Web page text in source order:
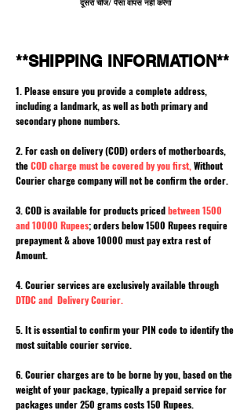
**SHIPPING INFORMATION**
1. Please ensure you provide a complete address,
including a landmark, as well as both primary and
secondary phone numbers.
2. For cash on delivery (COD) orders of motherboards,
theCOD charge must be covered by you first, Without
Courier charge company will not be confirm the order.
3. COD is available for products pricedbetween 1500
and 10000 Rupees; orders below 1500 Rupees require
prepayment & above 10000 must pay extra rest of
Amount.
4. Courier services are exclusively available through
DTDC and Delivery Courier.
5. It is essential to confirm your PIN code to identify the
most suitable courier service.
6. Courier charges are to be borne by you, based on the
weight of your package, typically a prepaid service for
packages under 250 grams costs 150 Rupees.